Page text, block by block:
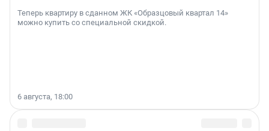
Теперь квартиру в сданном ЖК «Образцовый квартал 14»
можно купить со специальной скидкой.
6 августа, 18:00